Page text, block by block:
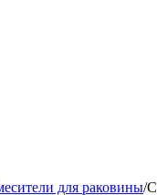
для раковины/